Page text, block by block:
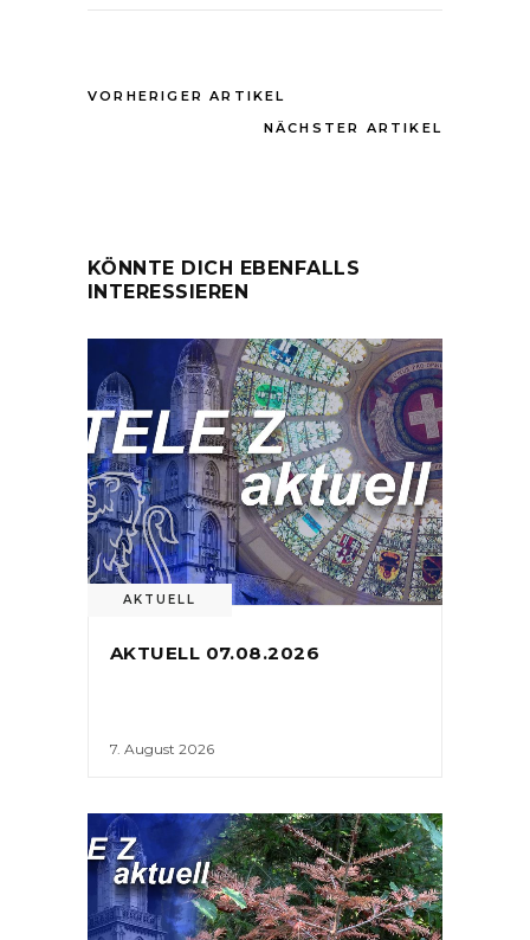
VORHERIGER ARTIKEL
NÄCHSTER ARTIKEL
KÖNNTE DICH EBENFALLS
INTERESSIEREN
AKTUELL
AKTUELL 07.08.2026
7. August 2026